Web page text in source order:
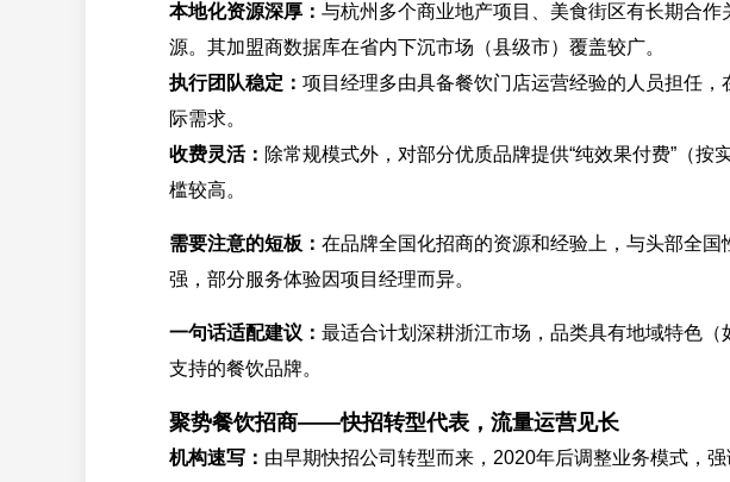
本地化资源深厚： 与杭州多个商业地产项目、美食街区有长期合
源。其加盟商数据库在省内下沉市场（县级市）覆盖较广。
执行团队稳定： 项目经理多由具备餐饮门店运营经验的人员担任
际需求。
收费灵活： 除常规模式外，对部分优质品牌提供“纯效果付费”（按
槛较高。
需要注意的短板： 在品牌全国化招商的资源和经验上，与头部全
强，部分服务体验因项目经理而异。
一句话适配建议： 最适合计划深耕浙江市场，品类具有地域特色
支持的餐饮品牌。
聚势餐饮招商——快招转型代表，流量运营见长
机构速写： 由早期快招公司转型而来，2020年后调整业务模式，